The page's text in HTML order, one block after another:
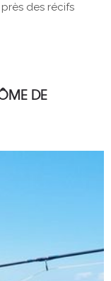
des récifs
DE